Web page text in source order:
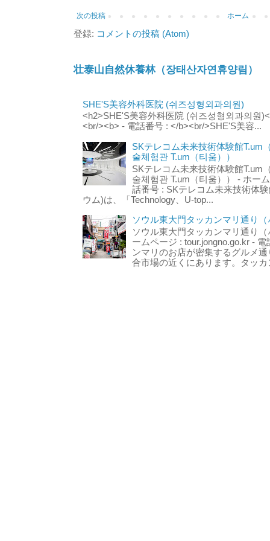
次の投稿 ホーム
登録: コメントの投稿 (Atom)
壮泰山自然休養林（장태산자연휴양림）
SHE'S美容外科医院 (쉬즈성형외과의원)
<h2>SHE'S美容外科医院 (쉬즈성형외과의원
<br/><b> - 電話番号 : </b><br/>SHE'S美容...
SKテレコム未来技術体験館T.um
술체험관 T.um（티움））
SKテレコム未来技術体験館T.um
술체험관 T.um（티움）） - ホー
話番号 : SKテレコム未来技術体
ウム)は、「Technology、U-top...
ソウル東大門タッカンマリ通り
ソウル東大門タッカンマリ通り
ームページ : tour.jongno.go.kr -
ンマリのお店が密集するグルメ
合市場の近くにあります。タッ